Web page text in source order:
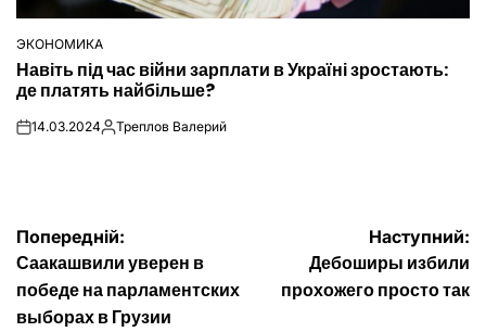
ОПУБЛІКУВАТИ
У
ЭКОНОМИКА
Навіть під час війни зарплати в Україні зростають:
де платять найбільше?
on14.03.2024Опубліковано
Треплов Валерий
Навігація
записів
Попередній:
Саакашвили уверен в
победе на парламентских
выборах в Грузии
Наступний:
Дебоширы избили
прохожего просто так